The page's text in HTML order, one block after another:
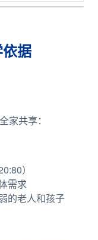
据
家共享：
）
需求
的老人和孩子